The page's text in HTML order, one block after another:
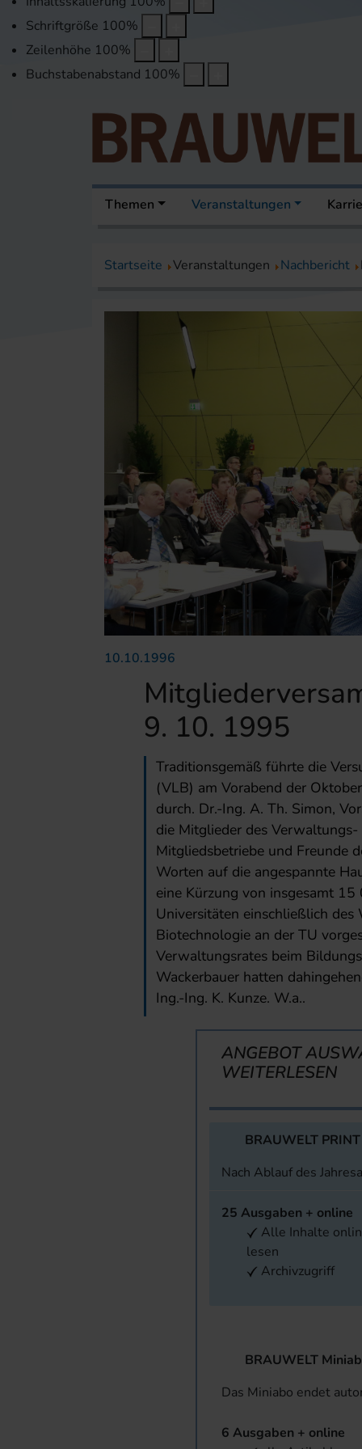
Schriftgröße 100%
Zeilenhöhe 100%
Buchstabenabstand 100%
Themen Veranstaltungen
Startseite Veranstaltungen Nachbericht
10.10.1996
9. 10. 1995
Traditionsgemäß führte die
(VLB) am Vorabend der
durch. Dr.-Ing. A. Th. Simon,
die Mitglieder des
Mitgliedsbetriebe und Freunde
Worten auf die angespannte
eine Kürzung von insgesamt
Universitäten einschließlich
Biotechnologie an der TU
Verwaltungsrates beim
Wackerbauer hatten
Ing.-Ing. K. Kunze. W.a..
ANGEBOT
WEITERLESEN
BRAUWELT PRINT
Nach Ablauf des
25 Ausgaben + online
Alle Inhalte
lesen
Archivzugriff
BRAUWELT
Das Miniabo endet
6 Ausgaben + online